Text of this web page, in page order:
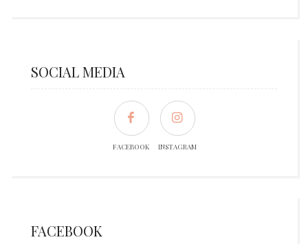
SOCIAL MEDIA
FACEBOOK INSTAGRAM
FACEBOOK